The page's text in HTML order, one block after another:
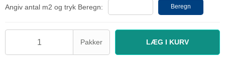
Angiv antal m2 og tryk Beregn: Beregn
Pakker LÆG I KURV